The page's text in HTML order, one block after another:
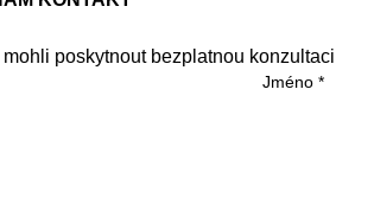
poskytnout bezplatnou konzultaci
Jméno *